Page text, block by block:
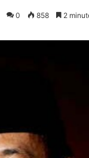
0 858 2